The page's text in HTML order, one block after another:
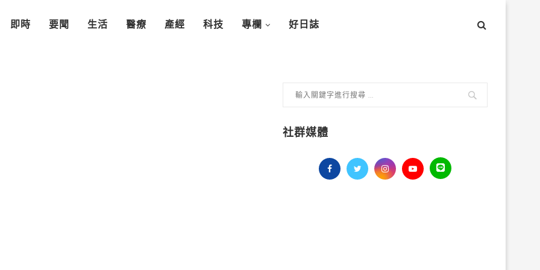
即時 要聞 生活 醫療 產經 科技 專欄 好日誌
社群媒體